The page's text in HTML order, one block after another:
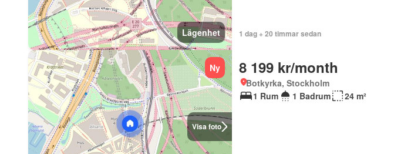
Lägenhet 1 dag + 20 timmar sedan
Visa foto
Ny 8 199 kr/month
Botkyrka, Stockholm
1 Rum
1 Badrum 24 m²